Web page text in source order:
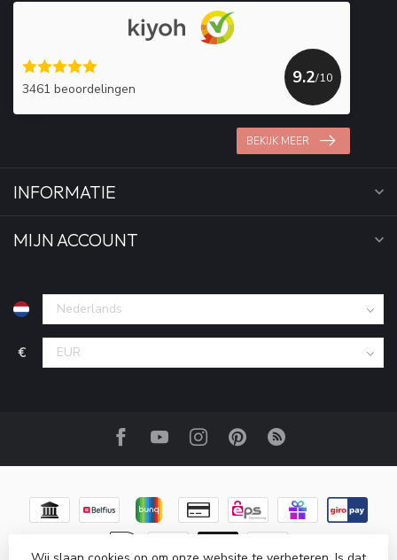
3461 beoordelingen
9.2/10
BEKIJK MEER
INFORMATIE
MIJN ACCOUNT
€